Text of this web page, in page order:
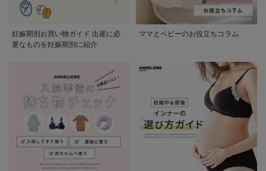
妊娠期別お買い物ガイド 出産に必
要なものを妊娠期別に紹介
ママとベビーのお役立ちコラム